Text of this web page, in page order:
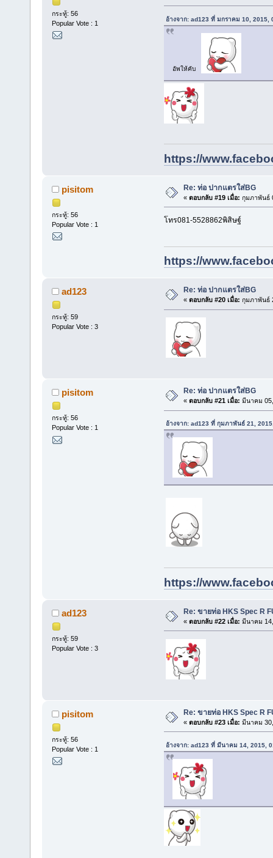
กระทู้: 56
Popular Vote : 1
อ้างจาก: ad123 ที่ มกราคม 10, 2015,
อัพให้คับ
https://
pisitom
กระทู้: 56
Popular Vote : 1
Re: ท่อ ปากแตรใส่BG
« ตอบกลับ #19 เมื่อ: กุมภาพันธ์
โทร081-5528862พิสิษฐ์
https://
ad123
กระทู้: 59
Popular Vote : 3
Re: ท่อ ปากแตรใส่BG
« ตอบกลับ #20 เมื่อ: กุมภาพันธ์
pisitom
กระทู้: 56
Popular Vote : 1
Re: ท่อ ปากแตรใส่BG
« ตอบกลับ #21 เมื่อ: มีนาคม
อ้างจาก: ad123 ที่ กุมภาพันธ์ 21,
https://
ad123
กระทู้: 59
Popular Vote : 3
Re: ขายท่อ HKS Spec R
« ตอบกลับ #22 เมื่อ: มีนาคม
pisitom
กระทู้: 56
Popular Vote : 1
Re: ขายท่อ HKS Spec R
« ตอบกลับ #23 เมื่อ: มีนาคม
อ้างจาก: ad123 ที่ มีนาคม 14, 2015,